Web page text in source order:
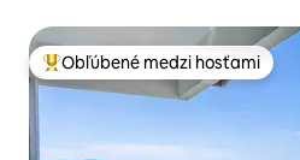
Najobľúbenejšie medzi hosťami
Obľúbené medzi hosťami